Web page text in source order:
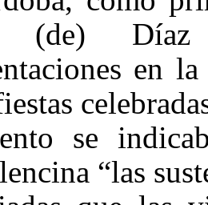
(de) Díaz
en
se
“las